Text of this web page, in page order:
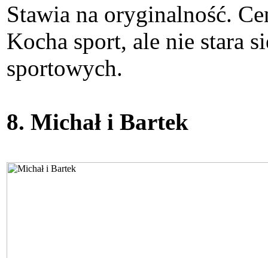
Stawia na oryginalność.
Kocha sport, ale nie stara
sportowych.
8. Michał i Bartek